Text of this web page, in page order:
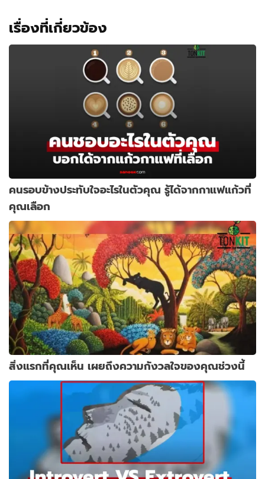
เรื่องที่เกี่ยวข้อง
คนรอบข้างประทับใจอะไรในตัวคุณ รู้ได้จากกาแฟแก้วที่
คุณเลือก
สิ่งแรกที่คุณเห็น เผยถึงความกังวลใจของคุณช่วงนี้